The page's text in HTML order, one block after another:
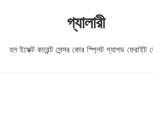
গ্যালারী
হল ইফেক্ট কারেন্ট সেন্সর কোর স্প্লিট গ্যাপড ফেরাইট